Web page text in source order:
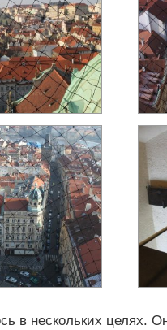
в нескольких целях.